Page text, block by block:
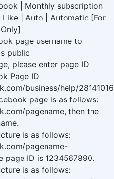
| Monthly subscription
Like | Auto | Automatic [For
page username to
public
please enter page ID
Page ID
business/help/
page is as follows:
pagename, then the
is as follows:
pagename-
page ID is 1234567890.
is as follows: